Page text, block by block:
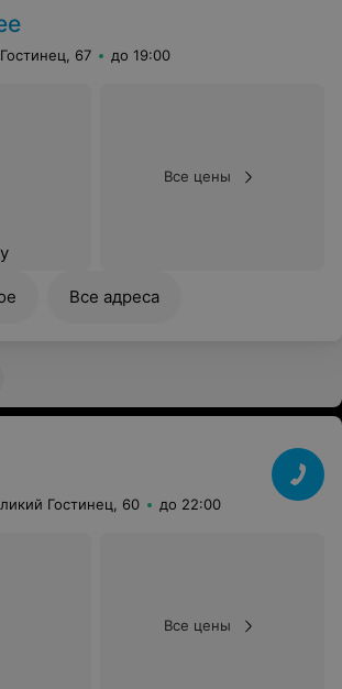
67 до 19:00
Все цены
Все адреса
Гостинец, 60 до 22:00
Все цены